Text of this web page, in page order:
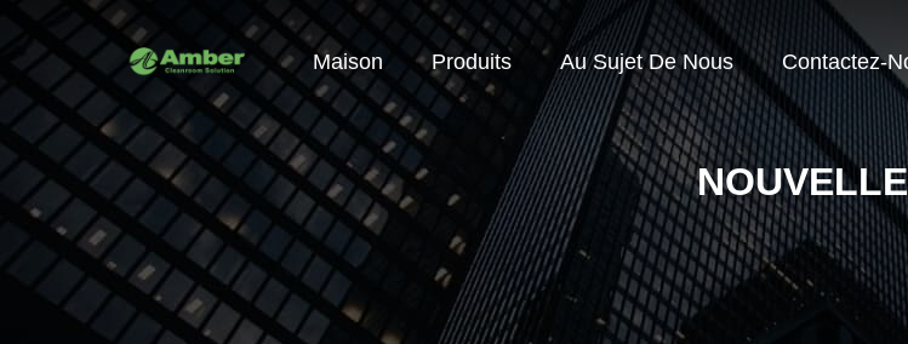
Maison Produits Au Sujet De Nous Contactez-